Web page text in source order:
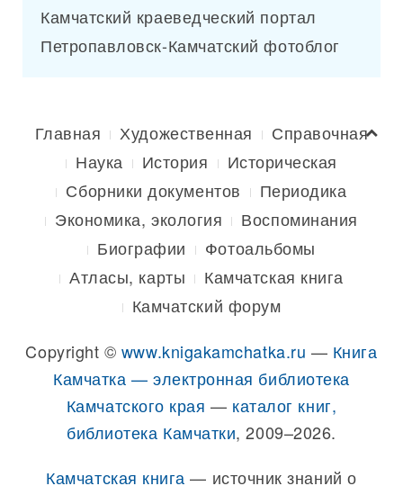
Камчатский краеведческий портал
Петропавловск-Камчатский фотоблог
Главная Художественная
Справочная
Наука
История
Историческая
Сборники документов
Периодика
Экономика, экология
Воспоминания
Биографии
Фотоальбомы
Атласы, карты
Камчатская книга
Камчатский форум
Copyright © www.knigakamchatka.ru — Книга
Камчатка — электронная библиотека
Камчатского края — каталог книг,
библиотека Камчатки, 2009–2026.
Камчатская книга — источник знаний о